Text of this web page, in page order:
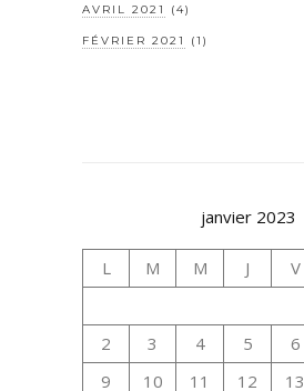
AVRIL 2021 (4)
FÉVRIER 2021 (1)
janvier 2023
L M M J V
2
3 4 5 6
9
10 11 12 13